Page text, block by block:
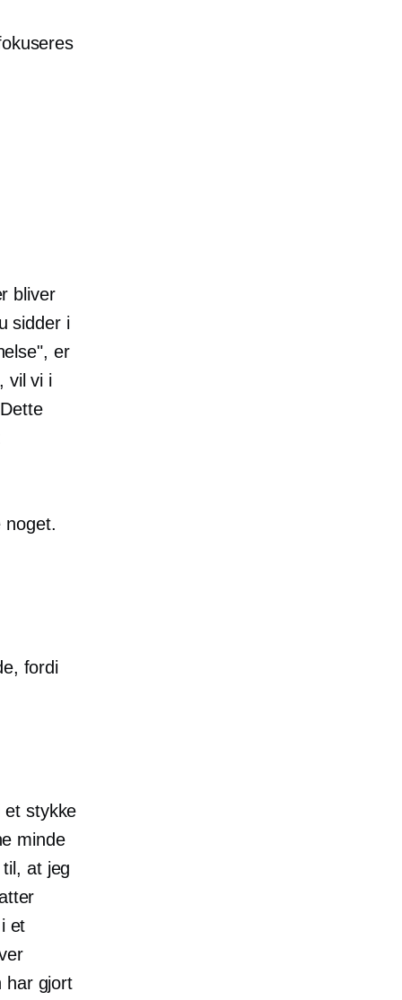
bliver
sidder i
er
vil vi i
fordi
et stykke
minde
at jeg
et
har gjort